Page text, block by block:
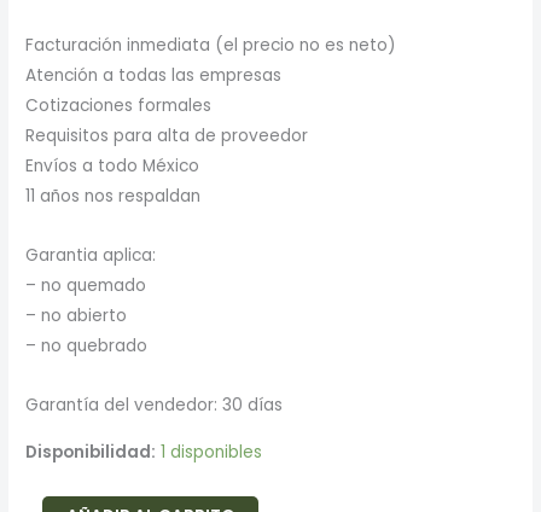
Facturación inmediata (el precio no es neto)
Atención a todas las empresas
Cotizaciones formales
Requisitos para alta de proveedor
Envíos a todo México
11 años nos respaldan
Garantia aplica:
– no quemado
– no abierto
– no quebrado
Garantía del vendedor: 30 días
Disponibilidad: 1 disponibles